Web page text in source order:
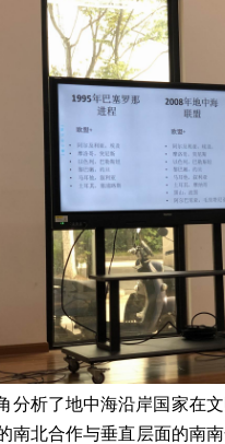
分析了地中海沿岸国家在
南北合作与垂直层面的南